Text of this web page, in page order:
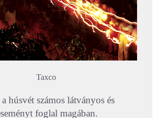
Taxco
húsvét számos látványos és
foglal magában.